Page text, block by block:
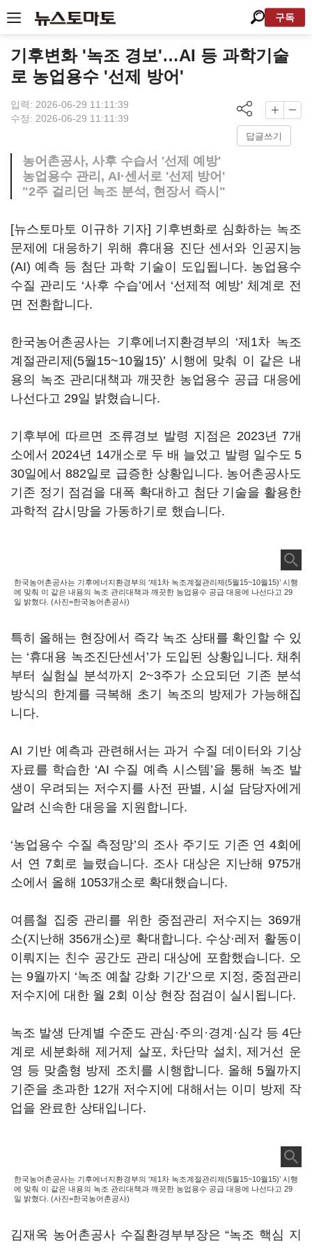
구독
기후변화 '녹조 경보'…AI 등 과학기술
로 농업용수 '선제 방어'
입력: 2026-06-29 11:11:39
수정: 2026-06-29 11:11:39
답글쓰기
농어촌공사, 사후 수습서 '선제 예방'
농업용수 관리, AI·센서로 '선제 방어'
"2주 걸리던 녹조 분석, 현장서 즉시"
[뉴스토마토 이규하 기자] 기후변화로 심화하는 녹조
문제에 대응하기 위해 휴대용 진단 센서와 인공지능
(AI) 예측 등 첨단 과학 기술이 도입됩니다. 농업용수
수질 관리도 ‘사후 수습’에서 ‘선제적 예방’ 체계로 전
면 전환합니다.
한국농어촌공사는 기후에너지환경부의 ‘제1차 녹조
계절관리제(5월15~10월15)’ 시행에 맞춰 이 같은 내
용의 녹조 관리대책과 깨끗한 농업용수 공급 대응에
나선다고 29일 밝혔습니다.
기후부에 따르면 조류경보 발령 지점은 2023년 7개
소에서 2024년 14개소로 두 배 늘었고 발령 일수도 5
30일에서 882일로 급증한 상황입니다. 농어촌공사도
기존 정기 점검을 대폭 확대하고 첨단 기술을 활용한
과학적 감시망을 가동하기로 했습니다.
한국농어촌공사는 기후에너지환경부의 ‘제1차 녹조계절관리제(5월15~10월15)’ 시행
에 맞춰 이 같은 내용의 녹조 관리대책과 깨끗한 농업용수 공급 대응에 나선다고 29
일 밝혔다. (사진=한국농어촌공사)
특히 올해는 현장에서 즉각 녹조 상태를 확인할 수 있
는 ‘휴대용 녹조진단센서’가 도입된 상황입니다. 채취
부터 실험실 분석까지 2~3주가 소요되던 기존 분석
방식의 한계를 극복해 초기 녹조의 방제가 가능해집
니다.
AI 기반 예측과 관련해서는 과거 수질 데이터와 기상
자료를 학습한 ‘AI 수질 예측 시스템’을 통해 녹조 발
생이 우려되는 저수지를 사전 판별, 시설 담당자에게
알려 신속한 대응을 지원합니다.
‘농업용수 수질 측정망’의 조사 주기도 기존 연 4회에
서 연 7회로 늘렸습니다. 조사 대상은 지난해 975개
소에서 올해 1053개소로 확대했습니다.
여름철 집중 관리를 위한 중점관리 저수지는 369개
소(지난해 356개소)로 확대합니다. 수상·레저 활동이
이뤄지는 친수 공간도 관리 대상에 포함했습니다. 오
는 9월까지 ‘녹조 예찰 강화 기간’으로 지정, 중점관리
저수지에 대한 월 2회 이상 현장 점검이 실시됩니다.
녹조 발생 단계별 수준도 관심·주의·경계·심각 등 4단
계로 세분화해 제거제 살포, 차단막 설치, 제거선 운
영 등 맞춤형 방제 조치를 시행합니다. 올해 5월까지
기준을 초과한 12개 저수지에 대해서는 이미 방제 작
업을 완료한 상태입니다.
한국농어촌공사는 기후에너지환경부의 ‘제1차 녹조계절관리제(5월15~10월15)’ 시행
에 맞춰 이 같은 내용의 녹조 관리대책과 깨끗한 농업용수 공급 대응에 나선다고 29
일 밝혔다. (사진=한국농어촌공사)
김재옥 농어촌공사 수질환경부부장은 “녹조 핵심 지